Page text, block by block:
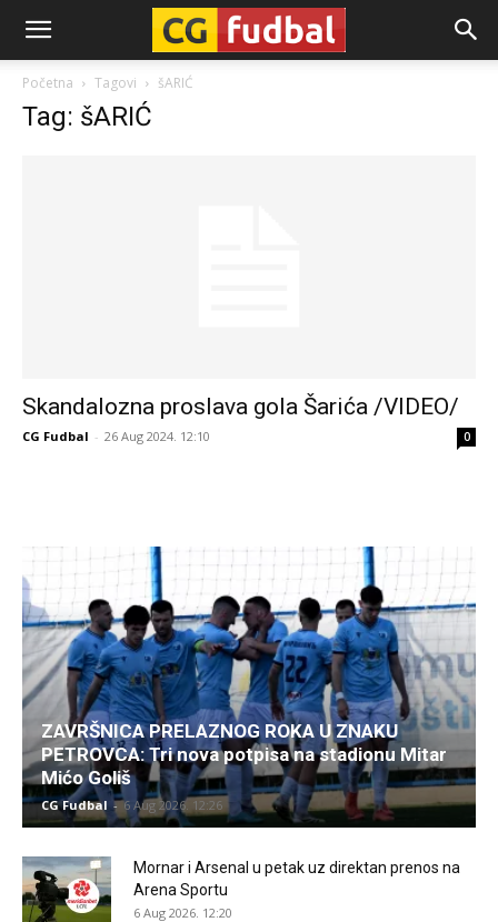
CG-
Fudbal
Početna Tagovi šARIĆ
Tag: šARIĆ
Skandalozna proslava gola Šarića /VIDEO/
CG Fudbal - 26 Aug 2024. 12:10 0
ZAVRŠNICA PRELAZNOG ROKA U ZNAKU
PETROVCA: Tri nova potpisa na stadionu Mitar
Mićo Goliš
CG Fudbal - 6 Aug 2026. 12:26
Mornar i Arsenal u petak uz direktan prenos na
Arena Sportu
6 Aug 2026. 12:20